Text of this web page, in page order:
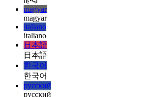
français
français
עברית
עברית
हिन्दी
हिन्दी
magyar
magyar
italiano
italiano
日本語